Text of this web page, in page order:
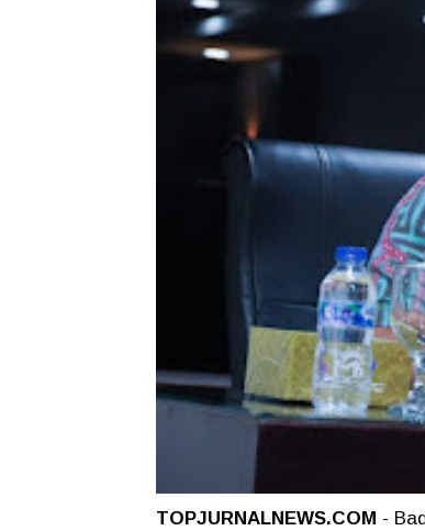
TOPJURNALNEWS.COM -